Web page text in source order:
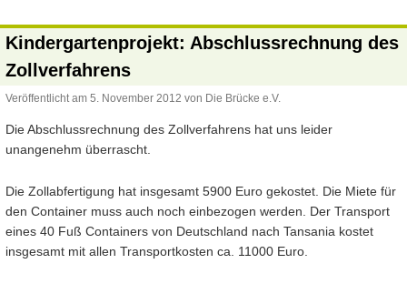
Kindergartenprojekt: Abschlussrechnung des
Zollverfahrens
Veröffentlicht am 5. November 2012 von Die Brücke e.V.
Die Abschlussrechnung des Zollverfahrens hat uns leider
unangenehm überrascht.
Die Zollabfertigung hat insgesamt 5900 Euro gekostet. Die Miete für
den Container muss auch noch einbezogen werden. Der Transport
eines 40 Fuß Containers von Deutschland nach Tansania kostet
insgesamt mit allen Transportkosten ca. 11000 Euro.